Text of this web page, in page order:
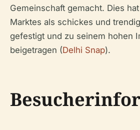
Gemeinschaft gemacht. Dies
Marktes als schickes und
gefestigt und zu seinem hohen
beigetragen (Delhi Snap).